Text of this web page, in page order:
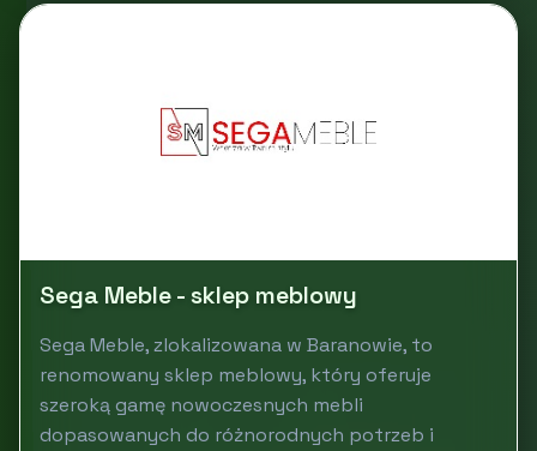
Sega Meble - sklep meblowy
Sega Meble, zlokalizowana w Baranowie, to
renomowany sklep meblowy, który oferuje
szeroką gamę nowoczesnych mebli
dopasowanych do różnorodnych potrzeb i